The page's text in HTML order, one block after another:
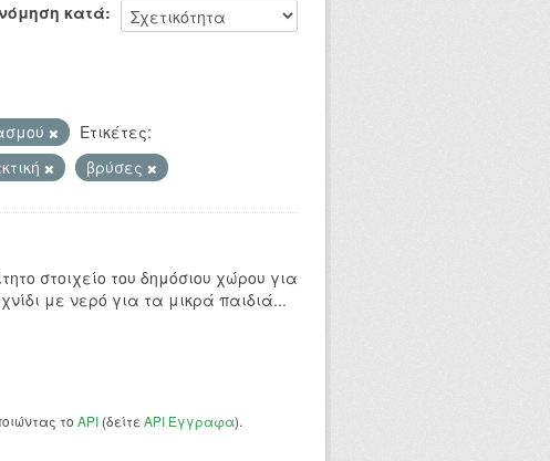
κατά
Ετικέτες:
βρύσες
στοιχείο του δημόσιου χώρου για
με νερό για τα μικρά παιδιά...
το API (δείτε API Έγγραφα).